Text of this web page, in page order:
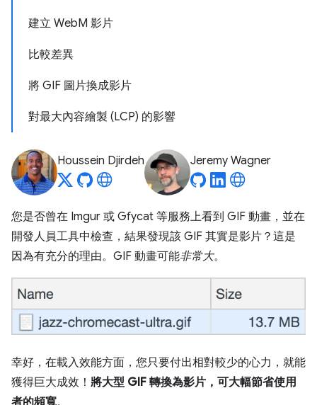
建立 WebM 影片
比較差異
將 GIF 圖片換成影片
對最大內容繪製 (LCP) 的影響
Houssein Djirdeh Jeremy Wagner
您是否曾在 Imgur 或 Gfycat 等服務上看到 GIF 動畫，並在
開發人員工具中檢查，結果發現該 GIF 其實是影片？這是
因為有充分的理由。GIF 動畫可能非常大。
幸好，在載入效能方面，您只要付出相對較少的心力，就能
獲得巨大成效！ 將大型 GIF 轉換為影片，可大幅節省使用
者的頻寬。